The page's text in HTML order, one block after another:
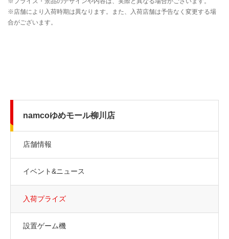
namcoゆめモール柳川店
店舗情報
イベント&ニュース
入荷プライズ
設置ゲーム機